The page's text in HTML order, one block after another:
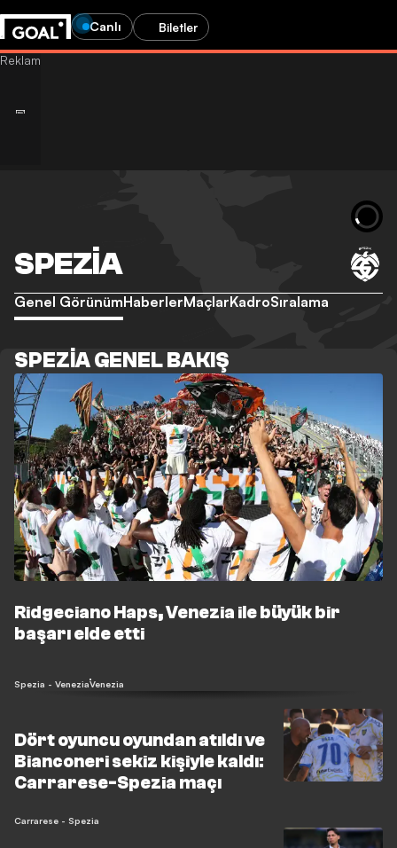
Canlı Biletler
SPEZIA
Genel GörünümHaberlerMaçlarKadroSıralama
SPEZIA GENEL BAKIŞ
Ridgeciano Haps, Venezia ile büyük bir
başarı elde etti
Spezia - VeneziaVenezia
Dört oyuncu oyundan atıldı ve
Bianconeri sekiz kişiyle kaldı:
Carrarese-Spezia maçı
Carrarese - Spezia